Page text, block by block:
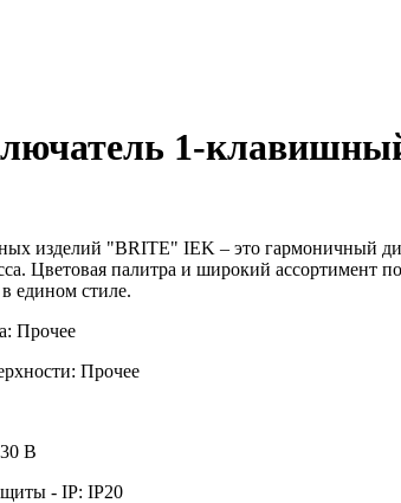
1-
изделий "BRITE" IEK – это гармоничный
Цветовая палитра и широкий ассортимент
едином стиле.
Прочее
Прочее
В
- IP: IP20